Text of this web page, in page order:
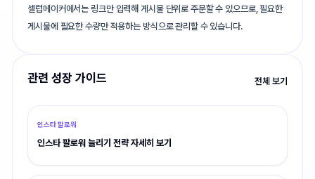
셀럽메이커에서는 링크만 입력해 게시물 단위로 주문할 수 있으므로, 필요한
게시물에 필요한 수량만 적용하는 방식으로 관리할 수 있습니다.
관련 성장 가이드 전체 보기
인스타 팔로워
인스타 팔로워 늘리기 전략 자세히 보기